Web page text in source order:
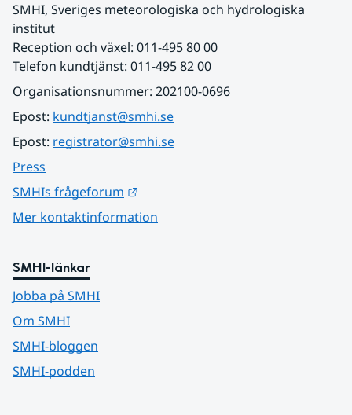
SMHI, Sveriges meteorologiska och hydrologiska
institut
Reception och växel: 011-495 80 00
Telefon kundtjänst: 011-495 82 00
Organisationsnummer: 202100-0696
Epost: kundtjanst@smhi.se
Epost: registrator@smhi.se
Press
SMHIs frågeforum
Mer kontaktinformation
SMHI-länkar
Jobba på SMHI
Om SMHI
SMHI-bloggen
SMHI-podden